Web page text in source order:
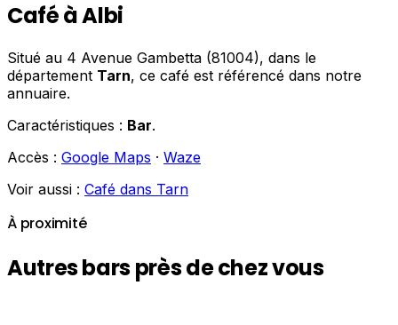
Café à Albi
Situé au 4 Avenue Gambetta (81004), dans le
département Tarn, ce café est référencé dans notre
annuaire.
Caractéristiques : Bar.
Accès : Google Maps · Waze
Voir aussi : Café dans Tarn
À proximité
Autres bars près de chez vous